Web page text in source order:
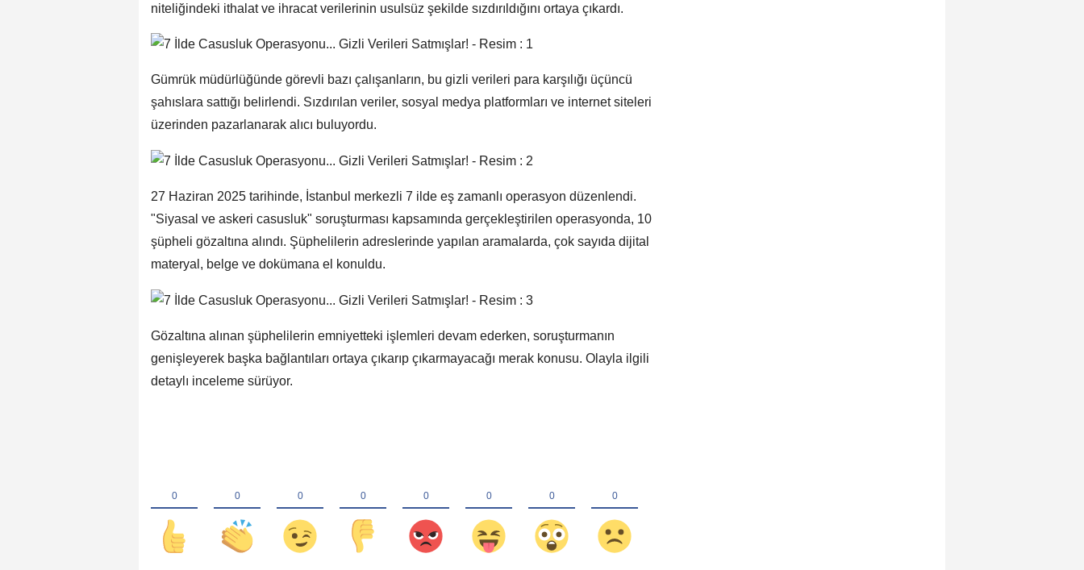
niteliğindeki ithalat ve ihracat verilerinin usulsüz şekilde sızdırıldığını ortaya çıkardı.
Gümrük müdürlüğünde görevli bazı çalışanların, bu gizli verileri para karşılığı üçüncü
şahıslara sattığı belirlendi. Sızdırılan veriler, sosyal medya platformları ve internet siteleri
üzerinden pazarlanarak alıcı buluyordu.
27 Haziran 2025 tarihinde, İstanbul merkezli 7 ilde eş zamanlı operasyon düzenlendi.
"Siyasal ve askeri casusluk" soruşturması kapsamında gerçekleştirilen operasyonda, 10
şüpheli gözaltına alındı. Şüphelilerin adreslerinde yapılan aramalarda, çok sayıda dijital
materyal, belge ve dokümana el konuldu.
Gözaltına alınan şüphelilerin emniyetteki işlemleri devam ederken, soruşturmanın
genişleyerek başka bağlantıları ortaya çıkarıp çıkarmayacağı merak konusu. Olayla ilgili
detaylı inceleme sürüyor.